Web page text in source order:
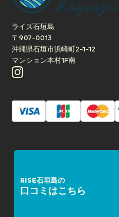
ライズ石垣島
〒907-0013
沖縄県石垣市浜崎町2-1-12
マンション本村1F南
RISE石垣島の
口コミはこちら